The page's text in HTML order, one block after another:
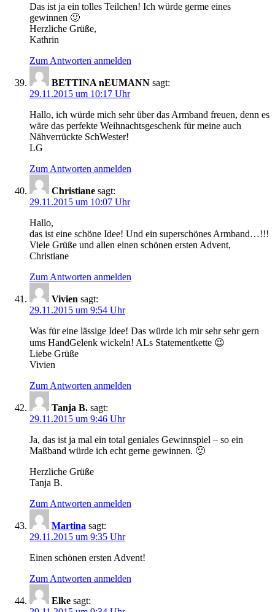
Das ist ja ein tolles Teilchen! Ich würde germe eines
gewinnen 🙂
Herzliche Grüße,
Kathrin
Zum Antworten anmelden
BETTINA nEUMANN sagt:
29.11.2015 um 10:17 Uhr
Hallo, ich würde mich sehr über das Armband freuen, denn es
wäre das perfekte Weihnachtsgeschenk für meine auch
Nähverrückte SchWester!
LG
Zum Antworten anmelden
Christiane sagt:
29.11.2015 um 10:07 Uhr
Hallo,
das ist eine schöne Idee! Und ein superschönes Armband…!!!
Viele Grüße und allen einen schönen ersten Advent,
Christiane
Zum Antworten anmelden
Vivien sagt:
29.11.2015 um 9:54 Uhr
Was für eine lässige Idee! Das würde ich mir sehr sehr gern
ums HandGelenk wickeln! ALs Statementkette 😉
Liebe Grüße
Vivien
Zum Antworten anmelden
Tanja B. sagt:
29.11.2015 um 9:46 Uhr
Ja, das ist ja mal ein total geniales Gewinnspiel – so ein
Maßband würde ich echt gerne gewinnen. 🙂
Herzliche Grüße
Tanja B.
Zum Antworten anmelden
Martina sagt:
29.11.2015 um 9:35 Uhr
Einen schönen ersten Advent!
Zum Antworten anmelden
Elke sagt: